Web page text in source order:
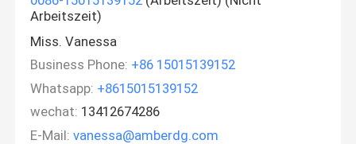
Arbeitszeit)
Miss. Vanessa
Business Phone: +86 15015139152
Whatsapp: +8615015139152
wechat: 13412674286
E-Mail: vanessa@amberdg.com